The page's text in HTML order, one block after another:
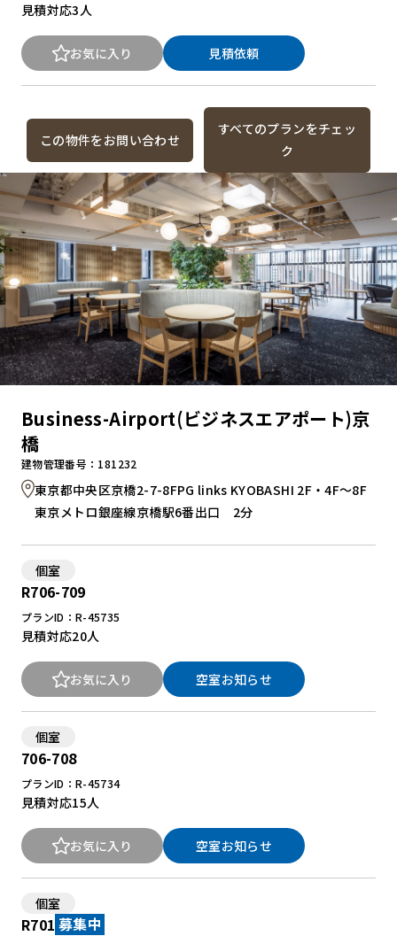
見積対応3人
お気に入り 見積依頼
この物件をお問い合わせ
すべてのプランをチェッ
ク
Business-Airport(ビジネスエアポート)京
橋
建物管理番号：181232
東京都中央区京橋2-7-8FPG links KYOBASHI 2F・4F～8F
東京メトロ銀座線京橋駅6番出口 2分
個室
R706-709
プランID：R-45735
見積対応20人
お気に入り 空室お知らせ
個室
706-708
プランID：R-45734
見積対応15人
お気に入り 空室お知らせ
個室
R701 募集中